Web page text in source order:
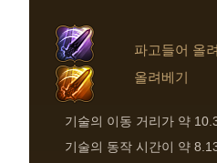
파고들어 올
올려베기
기술의 이동 거리가 약
기술의 동작 시간이 약